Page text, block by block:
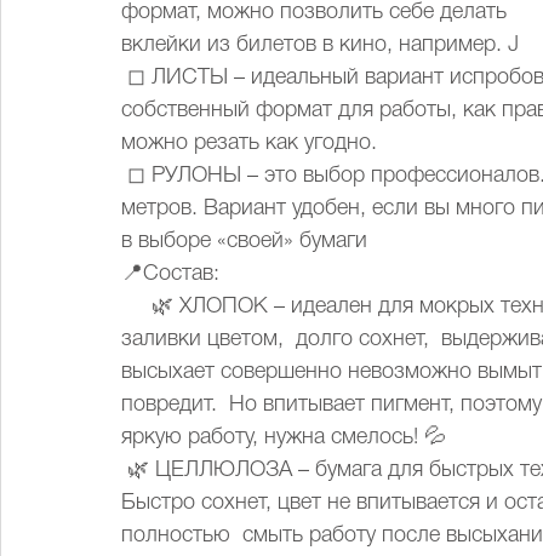
формат, можно позволить себе делать
вклейки из билетов в кино, например. J
собственный формат для работы, как
можно резать как угодно.
метров. Вариант удобен, если вы много
в выборе «своей» бумаги
📍Состав:
заливки цветом,  долго сохнет,
высыхает совершенно невозможно
повредит.  Но впитывает пигмент,
яркую работу, нужна смелось! 💦
Быстро сохнет, цвет не впитывается и
полностью  смыть работу после